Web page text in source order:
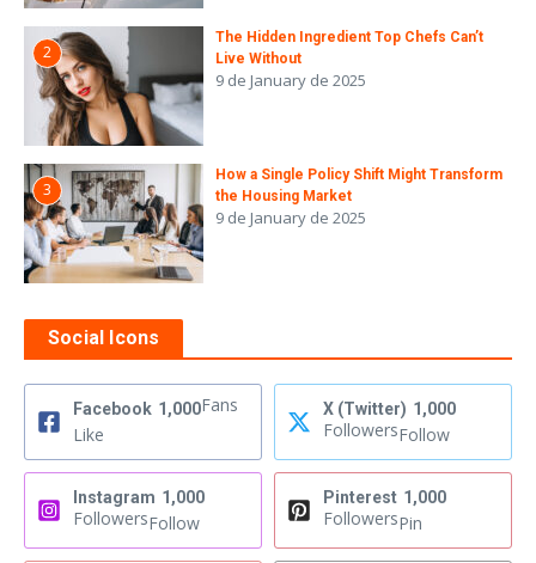
2
The Hidden Ingredient Top Chefs Can’t
Live Without
9 de January de 2025
3
How a Single Policy Shift Might Transform
the Housing Market
9 de January de 2025
Social Icons
Facebook 1,000Fans
Like
X (Twitter) 1,000
FollowersFollow
Instagram 1,000
FollowersFollow
Pinterest 1,000
FollowersPin